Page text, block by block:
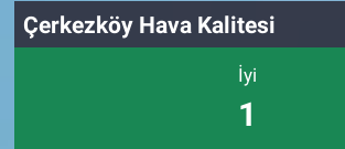
Çerkezköy Hava Kalitesi
İyi
1